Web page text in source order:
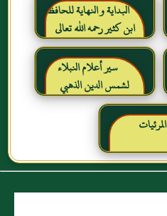
البداية و النهاية للحافظ
ابن كثير رحمه الله تعالى
سير أعلام النبلاء
لشمس الدين الذهبي
المرئيات